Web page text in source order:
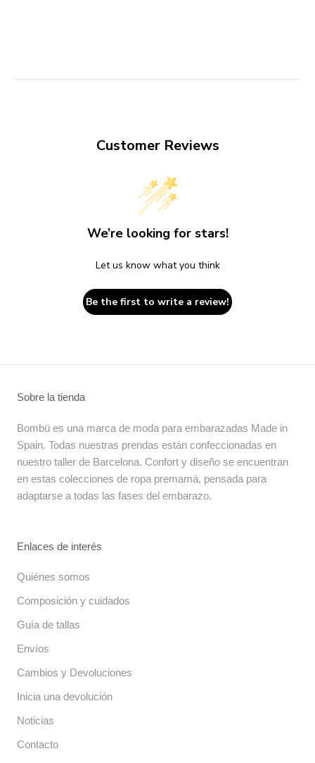
Customer Reviews
We’re looking for stars!
Let us know what you think
Be the first to write a review!
Sobre la tienda
Bombü es una marca de moda para embarazadas Made in
Spain. Todas nuestras prendas están confeccionadas en
nuestro taller de Barcelona. Confort y diseño se encuentran
en estas colecciones de ropa premamá, pensada para
adaptarse a todas las fases del embarazo.
Enlaces de interés
Quiénes somos
Composición y cuidados
Guía de tallas
Envíos
Cambios y Devoluciones
Inicia una devolución
Noticias
Contacto